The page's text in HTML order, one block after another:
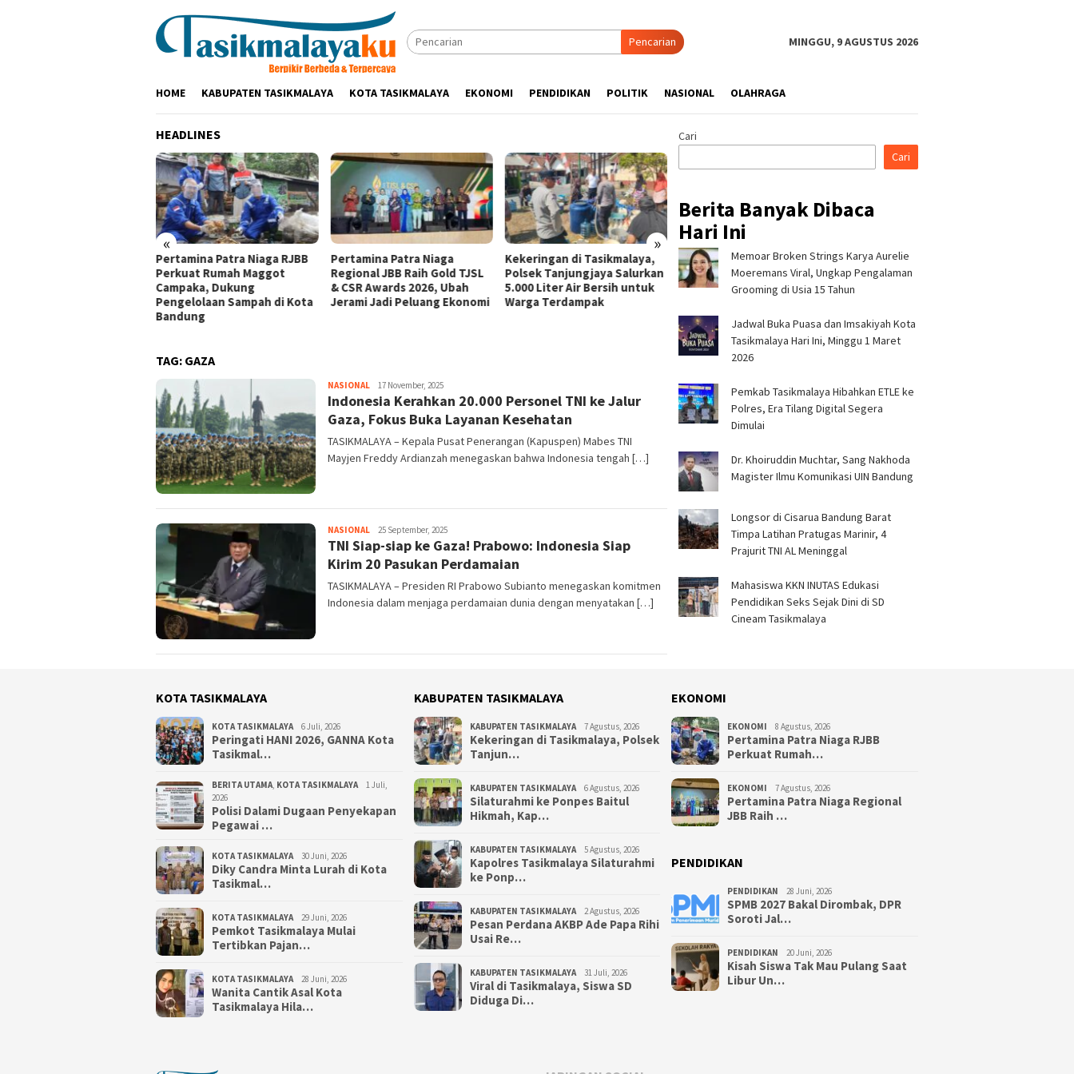
Pencarian MINGGU, 9 AGUSTUS 2026
HOME KABUPATEN TASIKMALAYA KOTA TASIKMALAYA EKONOMI PENDIDIKAN POLITIK NASIONAL OLAHRAGA
HEADLINES
« »
Pertamina Patra Niaga RJBB
Perkuat Rumah Maggot
Campaka, Dukung
Pengelolaan Sampah di Kota
Bandung
Pertamina Patra Niaga
Regional JBB Raih Gold TJSL
& CSR Awards 2026, Ubah
Jerami Jadi Peluang Ekonomi
Kekeringan di Tasikmalaya,
Polsek Tanjungjaya Salurkan
5.000 Liter Air Bersih untuk
Warga Terdampak
Pertamina Patra Niaga RJBB
Perkuat Kesiapsiagaan
Bencana Sejak Dini melalui
Silaturahmi ke Ponpes Baitul
Hikmah, Kapolres
Tasikmalaya Minta Dukungan
TAG: GAZA
NASIONAL Tim
Redaksi
17 November, 2025
Indonesia Kerahkan 20.000 Personel TNI ke Jalur
Gaza, Fokus Buka Layanan Kesehatan
TASIKMALAYA – Kepala Pusat Penerangan (Kapuspen) Mabes TNI
Mayjen Freddy Ardianzah menegaskan bahwa Indonesia tengah […]
NASIONAL Tim
Redaksi
25 September, 2025
TNI Siap-siap ke Gaza! Prabowo: Indonesia Siap
Kirim 20 Pasukan Perdamaian
TASIKMALAYA – Presiden RI Prabowo Subianto menegaskan komitmen
Indonesia dalam menjaga perdamaian dunia dengan menyatakan […]
Cari
Cari
Berita Banyak Dibaca
Hari Ini
Memoar Broken Strings Karya Aurelie
Moeremans Viral, Ungkap Pengalaman
Grooming di Usia 15 Tahun
Jadwal Buka Puasa dan Imsakiyah Kota
Tasikmalaya Hari Ini, Minggu 1 Maret
2026
Pemkab Tasikmalaya Hibahkan ETLE ke
Polres, Era Tilang Digital Segera
Dimulai
Dr. Khoiruddin Muchtar, Sang Nakhoda
Magister Ilmu Komunikasi UIN Bandung
Longsor di Cisarua Bandung Barat
Timpa Latihan Pra­tugas Marinir, 4
Prajurit TNI AL Meninggal
Mahasiswa KKN INUTAS Edukasi
Pendidikan Seks Sejak Dini di SD
Cineam Tasikmalaya
KOTA TASIKMALAYA
KOTA TASIKMALAYA 6 Juli, 2026
Peringati HANI 2026, GANNA Kota
Tasikmal…
BERITA UTAMA KOTA TASIKMALAYA
1 Juli,
2026
Polisi Dalami Dugaan Penyekapan
Pegawai …
KOTA TASIKMALAYA 30 Juni, 2026
Diky Candra Minta Lurah di Kota
Tasikmal…
KOTA TASIKMALAYA 29 Juni, 2026
Pemkot Tasikmalaya Mulai
Tertibkan Pajan…
KOTA TASIKMALAYA 28 Juni, 2026
Wanita Cantik Asal Kota
Tasikmalaya Hila…
KABUPATEN TASIKMALAYA
KABUPATEN TASIKMALAYA 7 Agustus, 2026
Kekeringan di Tasikmalaya, Polsek
Tanjun…
KABUPATEN TASIKMALAYA 6 Agustus, 2026
Silaturahmi ke Ponpes Baitul
Hikmah, Kap…
KABUPATEN TASIKMALAYA 5 Agustus, 2026
Kapolres Tasikmalaya Silaturahmi
ke Ponp…
KABUPATEN TASIKMALAYA 2 Agustus, 2026
Pesan Perdana AKBP Ade Papa Rihi
Usai Re…
KABUPATEN TASIKMALAYA 31 Juli, 2026
Viral di Tasikmalaya, Siswa SD
Diduga Di…
EKONOMI
EKONOMI 8 Agustus, 2026
Pertamina Patra Niaga RJBB
Perkuat Rumah…
EKONOMI 7 Agustus, 2026
Pertamina Patra Niaga Regional
JBB Raih …
PENDIDIKAN
PENDIDIKAN 28 Juni, 2026
SPMB 2027 Bakal Dirombak, DPR
Soroti Jal…
PENDIDIKAN 20 Juni, 2026
Kisah Siswa Tak Mau Pulang Saat
Libur Un…